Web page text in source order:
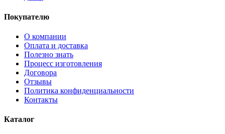
Покупателю
О компании
Оплата и доставка
Полезно знать
Процесс изготовления
Договора
Отзывы
Политика конфиденциальности
Контакты
Каталог